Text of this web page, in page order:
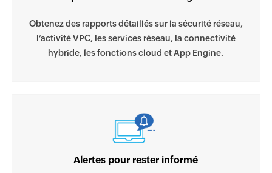
Obtenez des rapports détaillés sur la sécurité réseau,
l’activité VPC, les services réseau, la connectivité
hybride, les fonctions cloud et App Engine.
Alertes pour rester informé